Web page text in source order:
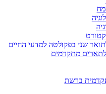
שני בפקולטה למדעי החיים
מתקדמים